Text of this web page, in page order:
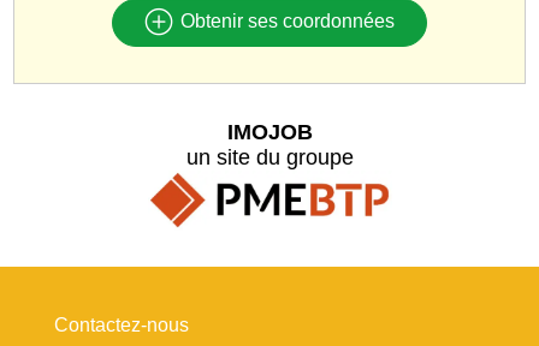
Obtenir ses coordonnées
IMOJOB
un site du groupe
Contactez-nous